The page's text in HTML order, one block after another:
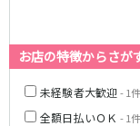
お店の特徴からさが
未経験者大歓迎- 1件
全額日払いＯＫ - 1件
十三駅
塚口駅
近鉄大阪線